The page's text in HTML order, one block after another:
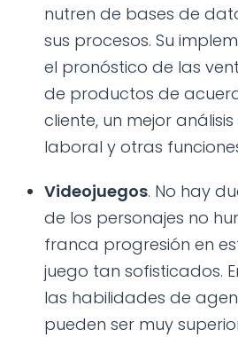
nutren de bases de
sus procesos. Su
el pronóstico de las
de productos de
cliente, un mejor
laboral y otras
Videojuegos. No hay
de los personajes no
franca progresión en
juego tan sofisticados.
las habilidades de
pueden ser muy